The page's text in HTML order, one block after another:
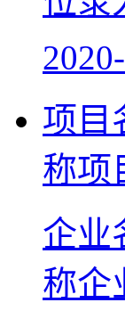
项目
称项
企业
称企